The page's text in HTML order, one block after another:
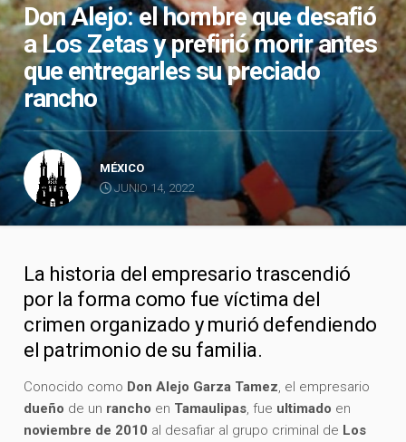
Don Alejo: el hombre que desafió
a Los Zetas y prefirió morir antes
que entregarles su preciado
rancho
MÉXICO
JUNIO 14, 2022
La historia del empresario trascendió
por la forma como fue víctima del
crimen organizado y murió defendiendo
el patrimonio de su familia.
Conocido como Don Alejo Garza Tamez, el empresario
dueño de un rancho en Tamaulipas, fue ultimado en
noviembre de 2010 al desafiar al grupo criminal de Los